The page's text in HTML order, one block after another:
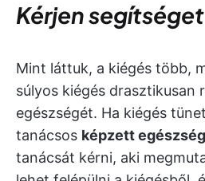
Kérjen segítséget
Mint láttuk, a kiégés több,
súlyos kiégés drasztikusan
egészségét. Ha kiégés
tanácsos képzett
tanácsát kérni, aki